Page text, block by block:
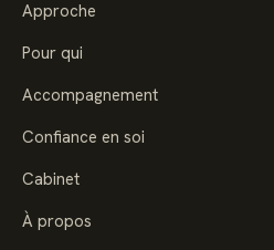
Approche
Pour qui
Accompagnement
Confiance en soi
Cabinet
À propos